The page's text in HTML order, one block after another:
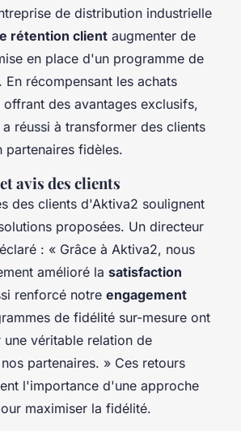
de distribution industrielle
rétention client augmenter de
en place d'un programme de
récompensant les achats
offrant des avantages exclusifs,
réussi à transformer des clients
partenaires fidèles.
avis des clients
des clients d'Aktiva2 soulignent
proposées. Un directeur
: « Grâce à Aktiva2, nous
amélioré la satisfaction
renforcé notre engagement
de fidélité sur-mesure ont
une véritable relation de
partenaires. » Ces retours
l'importance d'une approche
maximiser la fidélité.